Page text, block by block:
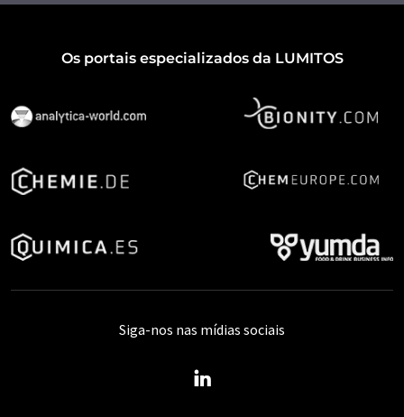
Os portais especializados da LUMITOS
Siga-nos nas mídias sociais